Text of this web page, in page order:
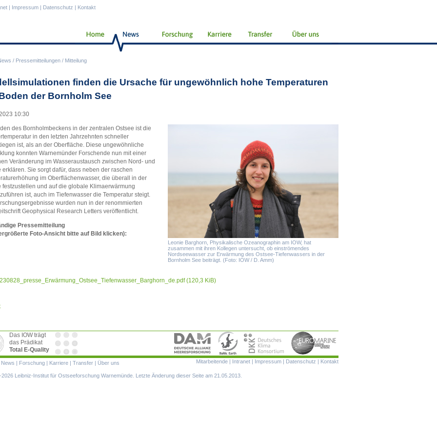
/ Pressemitteilungen / Mitteilung
| Impressum | Datenschutz | Kontakt
finden die Ursache für ungewöhnlich hohe Temperaturen
der Bornholm See
10:30
Leonie Barghorn, Physikalische Ozeanographin am IOW, hat
zusammen mit ihren Kollegen untersucht, ob einströmendes
Nordseewasser zur Erwärmung des Ostsee-Tiefenwassers in der
Bornholm See beiträgt. (Foto: IOW / D. Amm)
des Bornholmbeckens in der zentralen Ostsee ist die
in den letzten Jahrzehnten schneller
ist, als an der Oberfläche. Diese ungewöhnliche
konnten Warnemünder Forschende nun mit einer
Veränderung im Wasseraustausch zwischen Nord- und
erklären. Sie sorgt dafür, dass neben der raschen
im Oberflächenwasser, die überall in der
festzustellen und auf die globale Klimaerwärmung
ist, auch im Tiefenwasser die Temperatur steigt.
wurden nun in der renommierten
Geophysical Research Letters veröffentlicht.
Pressemitteilung
Foto-Ansicht bitte auf Bild klicken):
(120,3 KiB)
Das IOW trägt
das Prädikat
Total E-Quality
Navigation
Mitarbeitende | Intranet | Impressum | Datenschutz | Kontakt
News | Forschung | Karriere | Transfer | Über uns
Leibniz-Institut für Ostseeforschung Warnemünde. Letzte Änderung dieser Seite am 21.05.2013.